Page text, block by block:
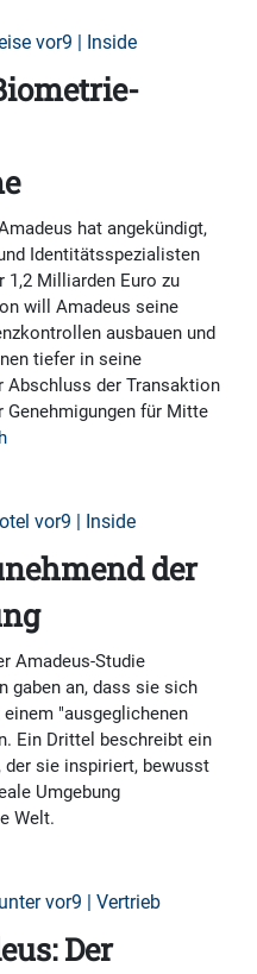
vor9 | Inside
hat angekündigt,
Identitätsspezialisten
1,2 Milliarden Euro zu
will Amadeus seine
ausbauen und
tiefer in seine
Abschluss der Transaktion
für Mitte
vor9 | Inside
der
Amadeus-Studie
gaben an, dass sie sich
"ausgeglichenen
Ein Drittel beschreibt ein
der sie inspiriert, bewusst
Umgebung
Welt.
vor9 | Vertrieb
Der